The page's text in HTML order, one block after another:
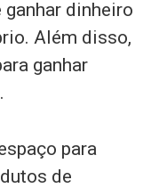
ganhar dinheiro
Além disso,
ganhar
para
de